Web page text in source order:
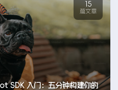
SDK 入门：五分钟构建你的
15
篇文章